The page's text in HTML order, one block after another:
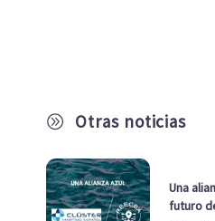
A Otras noticias
Una
futuro